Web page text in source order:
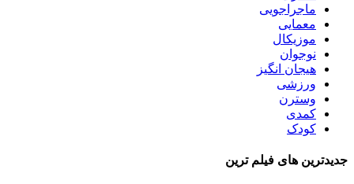
ماجراجویی
معمایی
موزیکال
نوجوان
هیجان انگیز
ورزشی
وسترن
کمدی
کودک
جدیدترین های فیلم ترین